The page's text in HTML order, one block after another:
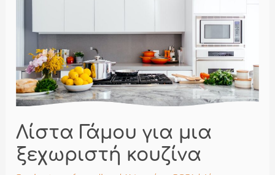
Λίστα Γάμου για μια
ξεχωριστή κουζίνα